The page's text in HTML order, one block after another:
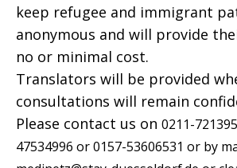
keep refugee and immigrant
anonymous and will provide
no or minimal cost.
Translators will be provided
consultations will remain
Please contact us on 0211-
47534996 or 0157-53606531 or by